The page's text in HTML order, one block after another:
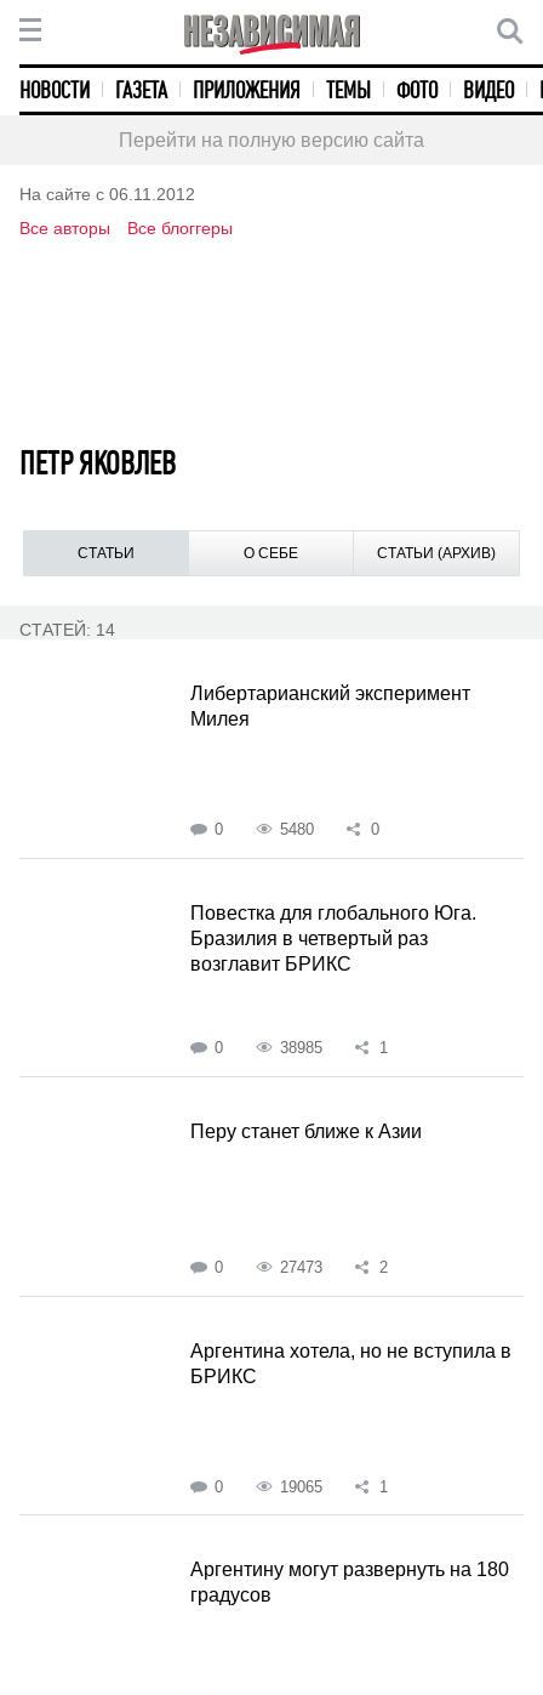
НОВОСТИ ГАЗЕТА ПРИЛОЖЕНИЯ ТЕМЫ ФОТО ВИДЕО
Перейти на полную версию сайта
На сайте с 06.11.2012
Все авторы
Все блоггеры
ПЕТР ЯКОВЛЕВ
СТАТЬИ О СЕБЕ СТАТЬИ (АРХИВ)
СТАТЕЙ: 14
Либертарианский эксперимент
Милея
0 5480 0
Повестка для глобального Юга.
Бразилия в четвертый раз
возглавит БРИКС
0 38985 1
Перу станет ближе к Азии
0 27473 2
Аргентина хотела, но не вступила в
БРИКС
0 19065 1
Аргентину могут развернуть на 180
градусов